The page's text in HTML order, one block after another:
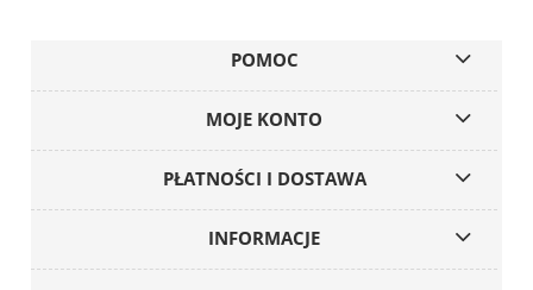
POMOC
MOJE KONTO
PŁATNOŚCI I DOSTAWA
INFORMACJE